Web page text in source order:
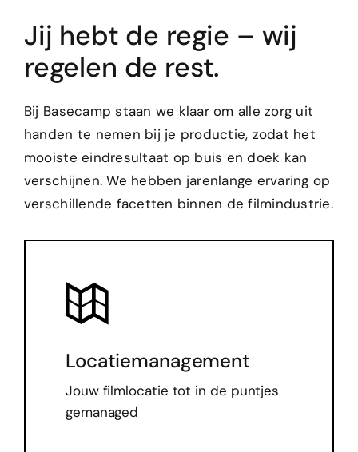
Jij hebt de regie – wij
regelen de rest.
Bij Basecamp staan we klaar om alle zorg uit
handen te nemen bij je productie, zodat het
mooiste eindresultaat op buis en doek kan
verschijnen. We hebben jarenlange ervaring op
verschillende facetten binnen de filmindustrie.
Locatiemanagement
Jouw filmlocatie tot in de puntjes
gemanaged